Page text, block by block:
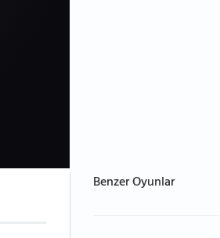
Benzer Oyunlar